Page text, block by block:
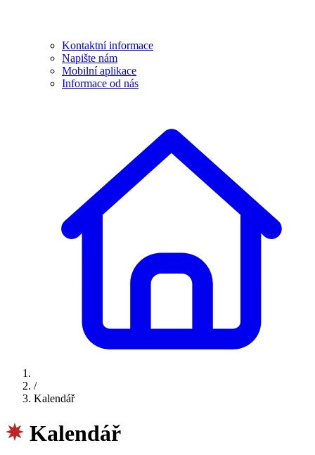
Kontaktní informace
Napište nám
Mobilní aplikace
Informace od nás
/
Kalendář
Kalendář